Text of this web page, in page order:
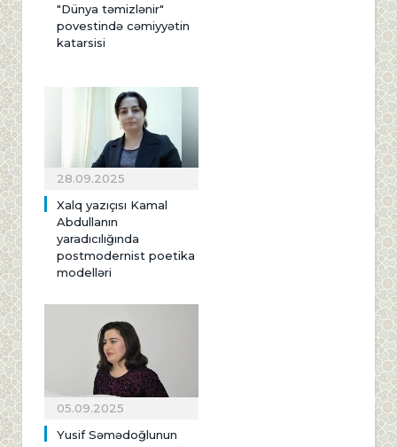
"Dünya təmizlənir"
povestində cəmiyyətin
katarsisi
28.09.2025
Xalq yazıçısı Kamal
Abdullanın
yaradıcılığında
postmodernist poetika
modelləri
05.09.2025
Yusif Səmədoğlunun